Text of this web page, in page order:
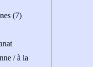
(7)
/ à la